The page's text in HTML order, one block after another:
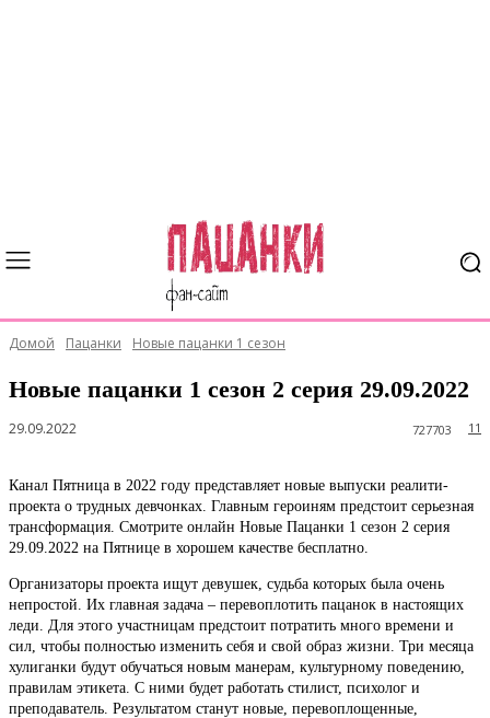
Домой Пацанки Новые пацанки 1 сезон
Новые пацанки 1 сезон 2 серия 29.09.2022
29.09.2022 11
727703
Канал Пятница в 2022 году представляет новые выпуски реалити-
проекта о трудных девчонках. Главным героиням предстоит серьезная
трансформация. Смотрите онлайн Новые Пацанки 1 сезон 2 серия
29.09.2022 на Пятнице в хорошем качестве бесплатно.
Организаторы проекта ищут девушек, судьба которых была очень
непростой. Их главная задача – перевоплотить пацанок в настоящих
леди. Для этого участницам предстоит потратить много времени и
сил, чтобы полностью изменить себя и свой образ жизни. Три месяца
хулиганки будут обучаться новым манерам, культурному поведению,
правилам этикета. С ними будет работать стилист, психолог и
преподаватель. Результатом станут новые, перевоплощенные,